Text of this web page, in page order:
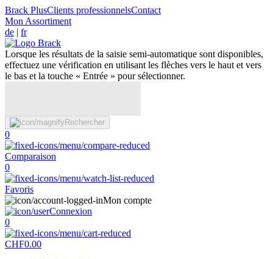
Brack PlusClients professionnelsContact
Mon Assortiment
de | fr
Lorsque les résultats de la saisie semi-automatique sont disponibles,
effectuez une vérification en utilisant les flèches vers le haut et vers
le bas et la touche « Entrée » pour sélectionner.
Rechercher
0
Comparaison
0
Favoris
Mon compte
Connexion
0
CHF0.00